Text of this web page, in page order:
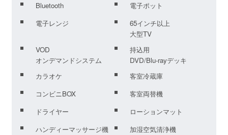
Bluetooth
電子ポット
電子レンジ
65インチ以上
大型TV
VOD
オンデマンドシステム
持込用
DVD/Blu-rayデッキ
カラオケ
客室冷蔵庫
コンビニBOX
客室両替機
ドライヤー
ローションマット
ハンディーマッサージ機
加湿空気清浄機